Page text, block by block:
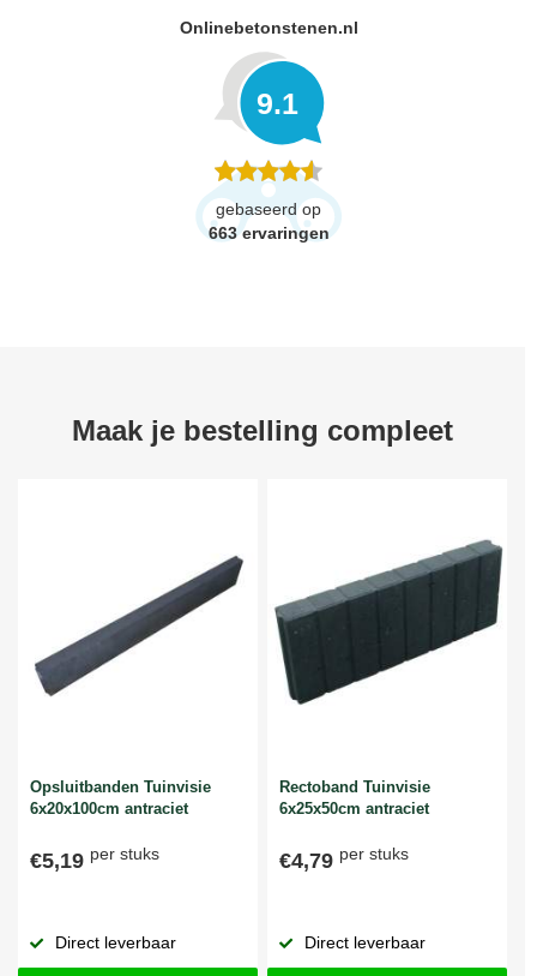
Onlinebetonstenen.nl
9.1
gebaseerd op
663 ervaringen
Maak je bestelling compleet
Opsluitbanden Tuinvisie
6x20x100cm antraciet
€5,19 per stuks
Direct leverbaar
Rectoband Tuinvisie
6x25x50cm antraciet
€4,79 per stuks
Direct leverbaar